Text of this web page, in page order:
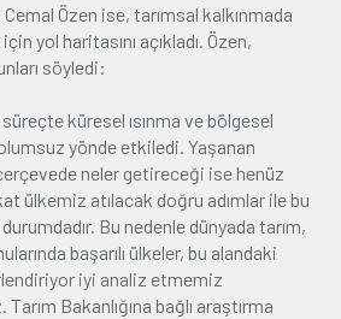
Özen ise, tarımsal kalkınmada
yol haritasını açıkladı. Özen,
söyledi:
küresel ısınma ve bölgesel
yönde etkiledi. Yaşanan
neler getireceği ise henüz
ülkemiz atılacak doğru adımlar ile bu
Bu nedenle dünyada tarım,
başarılı ülkeler, bu alandaki
iyi analiz etmemiz
Bakanlığına bağlı araştırma